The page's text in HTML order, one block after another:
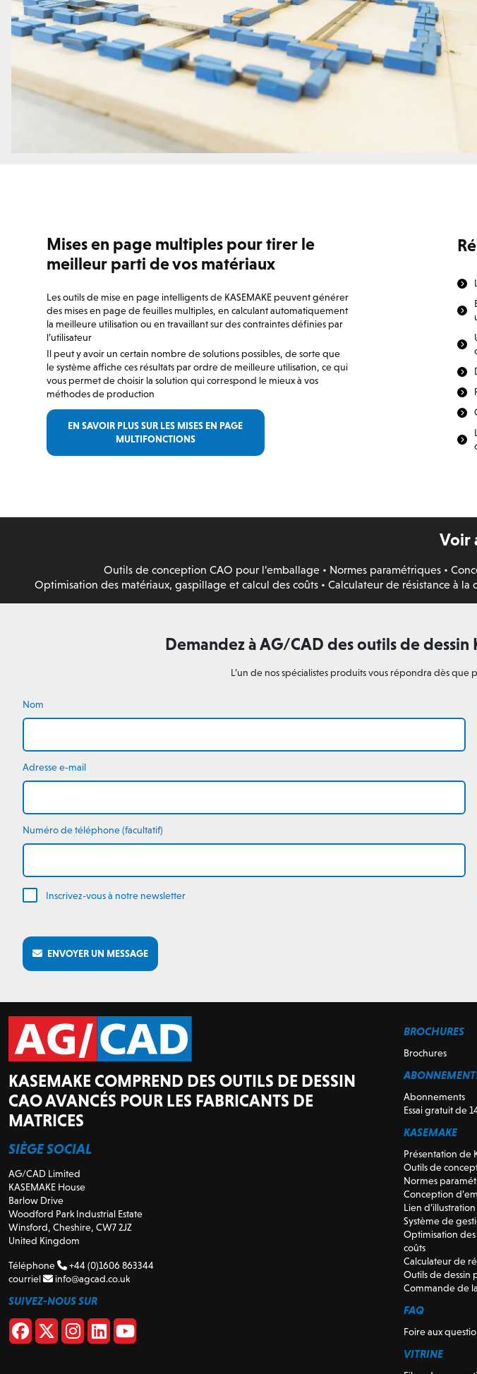
Mises en page multiples pour tirer le
meilleur parti de vos matériaux
Les outils de mise en page intelligents de KASEMAKE peuvent générer
des mises en page de feuilles multiples, en calculant automatiquement
la meilleure utilisation ou en travaillant sur des contraintes définies par
l’utilisateur
Il peut y avoir un certain nombre de solutions possibles, de sorte que
le système affiche ces résultats par ordre de meilleure utilisation, ce qui
vous permet de choisir la solution qui correspond le mieux à vos
méthodes de production
EN SAVOIR PLUS SUR LES MISES EN PAGE
MULTIFONCTIONS
Voir
Outils de conception CAO pour l’emballage • Normes paramétriques •
Optimisation des matériaux, gaspillage et calcul des coûts • Calculateur de résistance à la
Demandez à AG/CAD des outils de
L’un de nos spécialistes produits vous répondra dès
Nom
Adresse e-mail
Numéro de téléphone (facultatif)
Inscrivez-vous à notre newsletter
ENVOYER UN MESSAGE
KASEMAKE COMPREND DES OUTILS DE DESSIN
CAO AVANCÉS POUR LES FABRICANTS DE
MATRICES
SIÈGE SOCIAL
AG/CAD Limited
KASEMAKE House
Barlow Drive
Woodford Park Industrial Estate
Winsford, Cheshire, CW7 2JZ
United Kingdom
Téléphone
+44 (0)1606 863344
courriel
info@agcad.co.uk
SUIVEZ-NOUS SUR
BROCHURES
Brochures
Abonnements
Essai gratuit de
KASEMAKE
Présentation de
Outils de
Normes
Conception
Lien d’illustration
Système de
Optimisation
coûts
Calculateur de
Outils de dessin
Commande de
FAQ
Foire aux
VITRINE